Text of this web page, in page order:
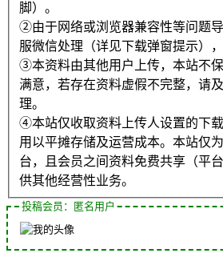
脚）。
②由于网络或浏览器兼容性等问题
服微信处理（详见下载弹窗提示），
③本资料由其他用户上传，本站不
满意，若存在资料虚假不完整，请
理。
④本站仅收取资料上传人设置的下载
用以平摊存储及运营成本。本站仅
台，且会员之间资料免费共享（平
供其他经营性业务。
投稿会员：匿名用户